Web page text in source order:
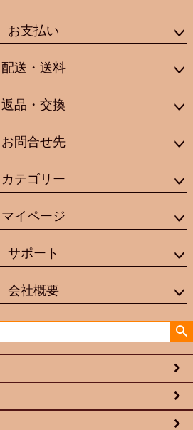
お支払い
配送・送料
返品・交換
お問合せ先
カテゴリー
マイページ
サポート
会社概要